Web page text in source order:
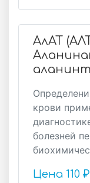
АлАТ
крови
болезней
Цена 110 ₽